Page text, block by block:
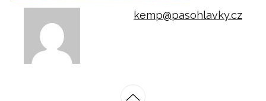
kemp@pasohlavky.cz